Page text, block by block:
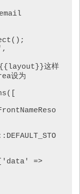
{{layout}}这样
设为
=>